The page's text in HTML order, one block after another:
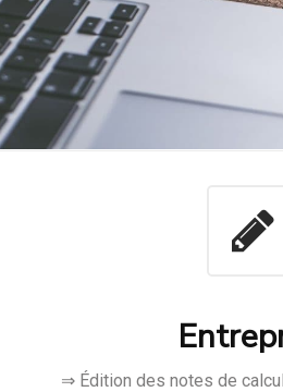
⇒ Édition des notes de